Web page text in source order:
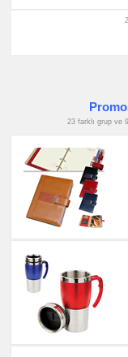
23 farklı grup ve